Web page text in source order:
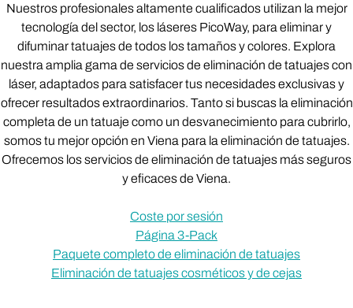
Nuestros profesionales altamente cualificados utilizan la mejor
tecnología del sector, los láseres PicoWay, para eliminar y
difuminar tatuajes de todos los tamaños y colores. Explora
nuestra amplia gama de servicios de eliminación de tatuajes con
láser, adaptados para satisfacer tus necesidades exclusivas y
ofrecer resultados extraordinarios. Tanto si buscas la eliminación
completa de un tatuaje como un desvanecimiento para cubrirlo,
somos tu mejor opción en Viena para la eliminación de tatuajes.
Ofrecemos los servicios de eliminación de tatuajes más seguros
y eficaces de Viena.
Coste por sesión
Página 3-Pack
Paquete completo de eliminación de tatuajes
Eliminación de tatuajes cosméticos y de cejas